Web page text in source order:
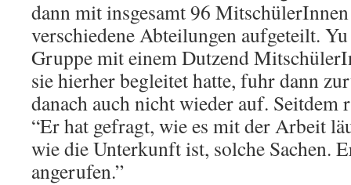
dann mit insgesamt 96
verschiedene Abteilungen aufgeteilt.
Gruppe mit einem Dutzend
sie hierher begleitet hatte, fuhr dann
danach auch nicht wieder auf.
“Er hat gefragt, wie es mit der Arbeit
wie die Unterkunft ist, solche Sachen.
angerufen.”